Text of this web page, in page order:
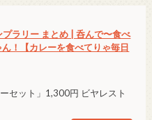
ラリー まとめ | 呑んで〜食べ
！【カレーを食べてりゃ毎日
ット」1,300円 ビヤレスト